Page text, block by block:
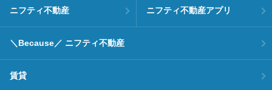
ニフティ不動産 ニフティ不動産アプリ
＼Because／ ニフティ不動産
賃貸